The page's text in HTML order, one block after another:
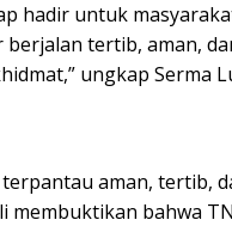
hadir untuk
tertib, aman,
ungkap Serma
aman, tertib,
membuktikan bahwa